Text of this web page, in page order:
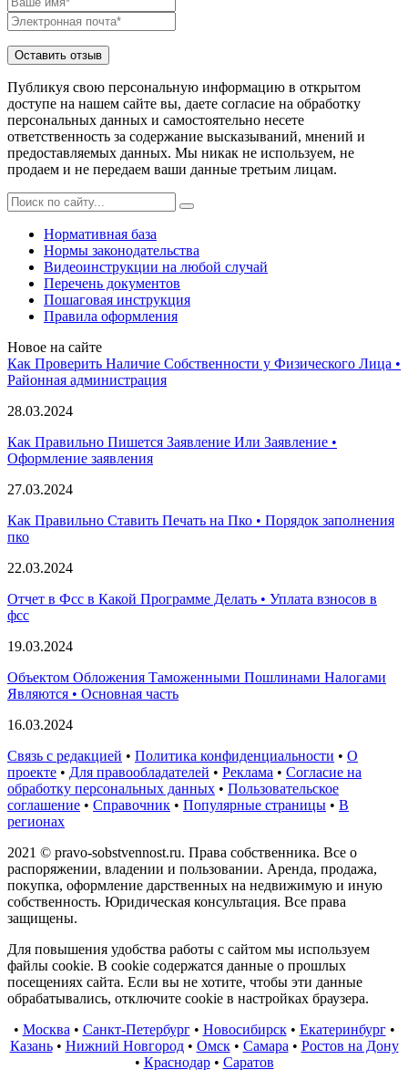
Публикуя свою персональную информацию в открытом
доступе на нашем сайте вы, даете согласие на обработку
персональных данных и самостоятельно несете
ответственность за содержание высказываний, мнений и
предоставляемых данных. Мы никак не используем, не
продаем и не передаем ваши данные третьим лицам.
Нормативная база
Нормы законодательства
Видеоинструкции на любой случай
Перечень документов
Пошаговая инструкция
Правила оформления
Новое на сайте
Как Проверить Наличие Собственности у Физического Лица •
Paйoннaя aдминиcтpaция
28.03.2024
Как Правильно Пишется Заявление Или Заявление •
Оформление заявления
27.03.2024
Как Правильно Ставить Печать на Пко • Порядок заполнения
пко
22.03.2024
Отчет в Фсс в Какой Программе Делать • Уплата взносов в
фсс
19.03.2024
Объектом Обложения Таможенными Пошлинами Налогами
Являются • Основная часть
16.03.2024
Связь с редакцией • Политика конфиденциальности • О
проекте • Для правообладателей • Реклама • Согласие на
обработку персональных данных • Пользовательское
соглашение • Справочник • Популярные страницы • В
регионах
2021 © pravo-sobstvennost.ru. Права собственника. Все о
распоряжении, владении и пользовании. Аренда, продажа,
покупка, оформление дарственных на недвижимую и иную
собственность. Юридическая консультация. Все права
защищены.
Для повышения удобства работы с сайтом мы используем
файлы cookie. В cookie содержатся данные о прошлых
посещениях сайта. Если вы не хотите, чтобы эти данные
обрабатывались, отключите cookie в настройках браузера.
• Москва • Санкт-Петербург• Новосибирск• Екатеринбург•
Казань• Нижний Новгород• Омск• Самара • Ростов на Дону
• Краснодар• Саратов